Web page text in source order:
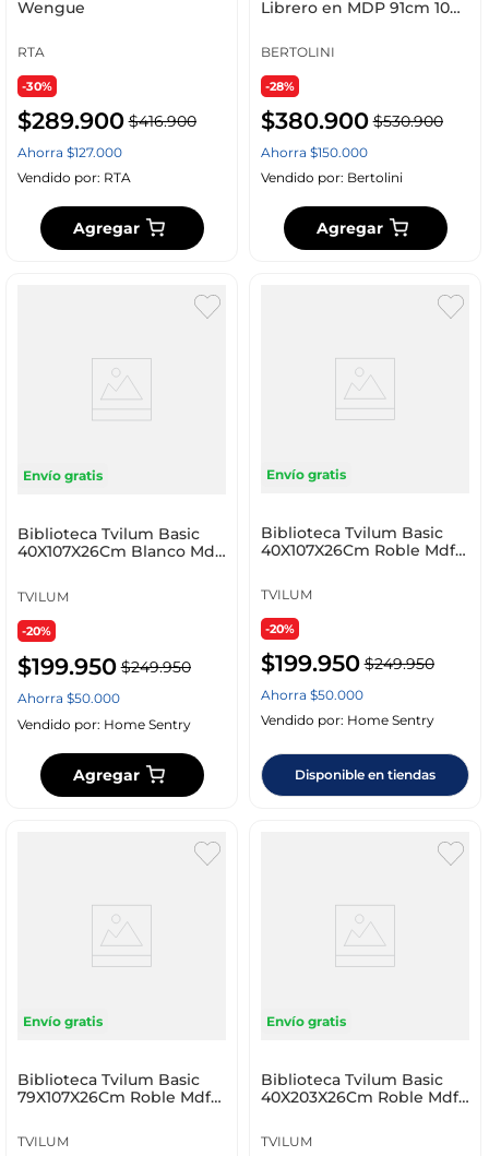
Wengue
RTA
-30%
$289.900 $416.900
Ahorra $127.000
Vendido por: RTA
Agregar
Librero en MDP 91cm 10
BERTOLINI
-28%
$380.900 $530.900
Ahorra $150.000
Vendido por: Bertolini
Agregar
Envío gratis
Biblioteca Tvilum Basic
40X107X26Cm Blanco Mdf
TVILUM
-20%
$199.950 $249.950
Ahorra $50.000
Vendido por: Home Sentry
Agregar
Envío gratis
Biblioteca Tvilum Basic
40X107X26Cm Roble Mdf
TVILUM
-20%
$199.950 $249.950
Ahorra $50.000
Vendido por: Home Sentry
Disponible en tiendas
Envío gratis
Biblioteca Tvilum Basic
79X107X26Cm Roble Mdf
TVILUM
Envío gratis
Biblioteca Tvilum Basic
40X203X26Cm Roble Mdf
TVILUM